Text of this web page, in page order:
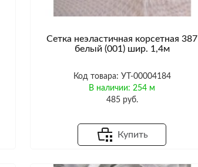
Сетка неэластичная корсетная 387
белый (001) шир. 1,4м
Код товара: УТ-00004184
В наличии: 254 м
485 руб.
Купить